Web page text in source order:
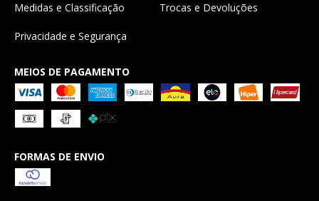
Medidas e Classificação Trocas e Devoluções
Privacidade e Segurança
MEIOS DE PAGAMENTO
FORMAS DE ENVIO